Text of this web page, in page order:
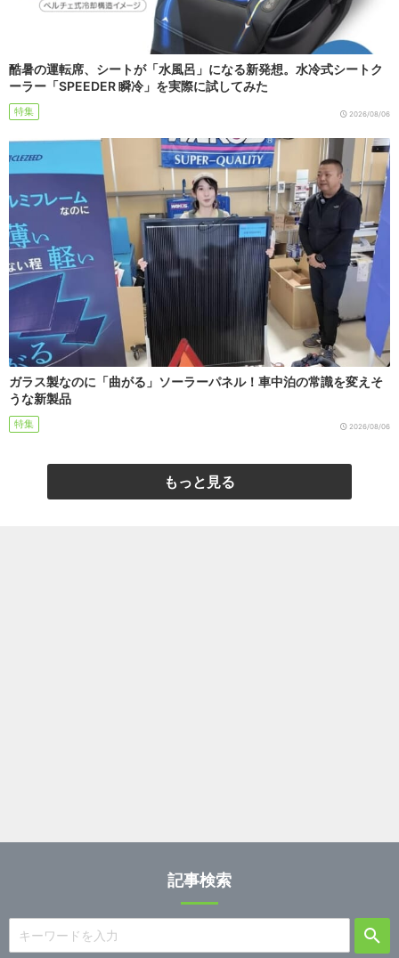
酷暑の運転席、シートが「水風呂」になる新発想。水冷式シートク
ーラー「SPEEDER 瞬冷」を実際に試してみた
特集 2026/08/06
ガラス製なのに「曲がる」ソーラーパネル！車中泊の常識を変えそ
うな新製品
特集 2026/08/06
もっと見る
記事検索